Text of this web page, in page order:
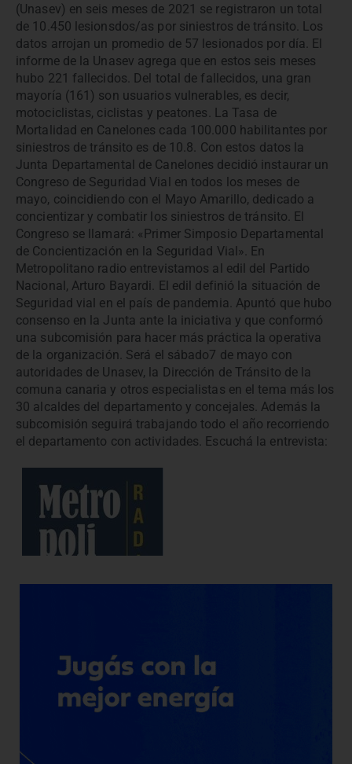
(Unasev) en seis meses de 2021 se registraron un total
de 10.450 lesionsdos/as por siniestros de tránsito. Los
datos arrojan un promedio de 57 lesionados por día. El
informe de la Unasev agrega que en estos seis meses
hubo 221 fallecidos. Del total de fallecidos, una gran
mayoría (161) son usuarios vulnerables, es decir,
motociclistas, ciclistas y peatones. La Tasa de
Mortalidad en Canelones cada 100.000 habilitantes por
siniestros de tránsito es de 10.8. Con estos datos la
Junta Departamental de Canelones decidió instaurar un
Congreso de Seguridad Vial en todos los meses de
mayo, coincidiendo con el Mayo Amarillo, dedicado a
concientizar y combatir los siniestros de tránsito. El
Congreso se llamará: «Primer Simposio Departamental
de Concientización en la Seguridad Vial». En
Metropolitano radio entrevistamos al edil del Partido
Nacional, Arturo Bayardi. El edil definió la situación de
Seguridad vial en el país de pandemia. Apuntó que hubo
consenso en la Junta ante la iniciativa y que conformó
una subcomisión para hacer más práctica la operativa
de la organización. Será el sábado7 de mayo con
autoridades de Unasev, la Dirección de Tránsito de la
comuna canaria y otros especialistas en el tema más los
30 alcaldes del departamento y concejales. Además la
subcomisión seguirá trabajando todo el año recorriendo
el departamento con actividades. Escuchá la entrevista: